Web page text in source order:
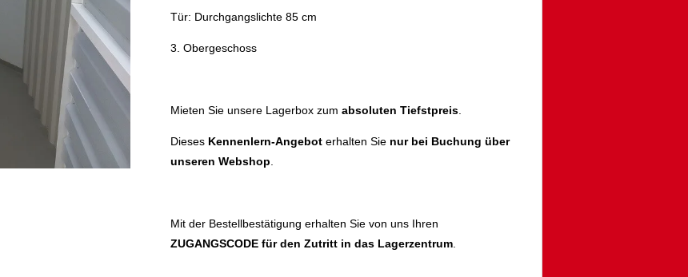
Tür: Durchgangslichte 85 cm
3. Obergeschoss
Mieten Sie unsere Lagerbox zum absoluten Tiefstpreis.
Dieses Kennenlern-Angebot erhalten Sie nur bei Buchung über
unseren Webshop.
Mit der Bestellbestätigung erhalten Sie von uns Ihren
ZUGANGSCODE für den Zutritt in das Lagerzentrum.